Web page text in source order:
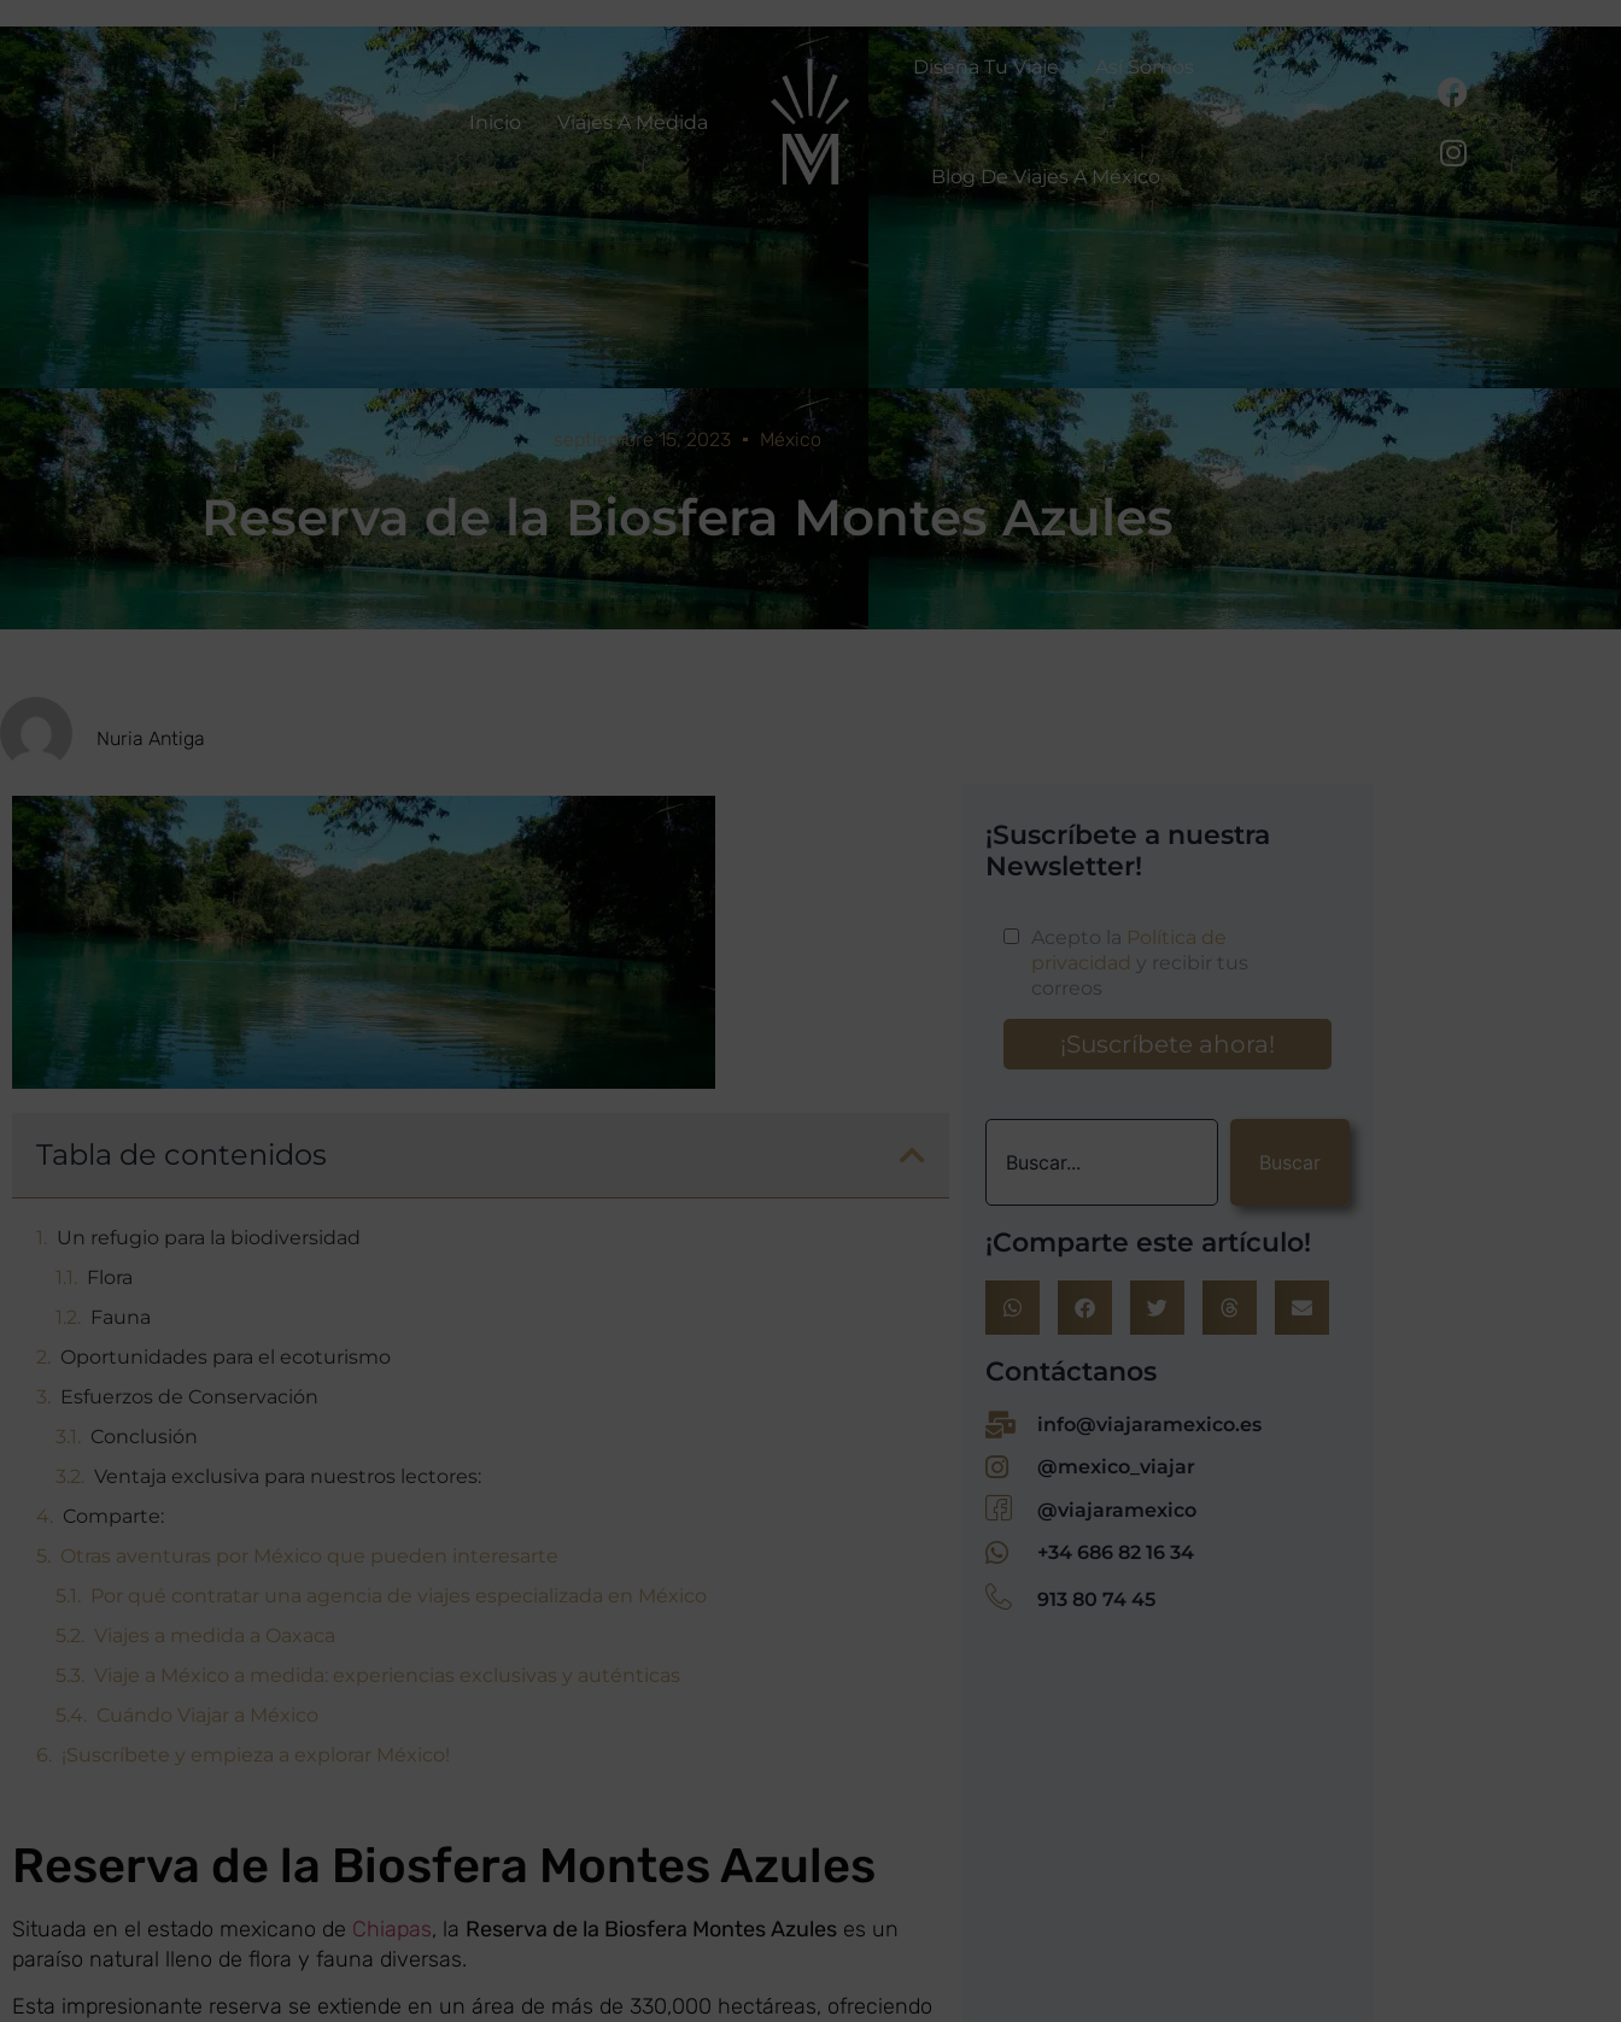
Inicio Viajes A Medida
Diseña Tu Viaje Así Somos
Blog De Viajes A México
septiembre 15, 2023 México
Reserva de la Biosfera Montes Azules
Nuria Antiga
Tabla de contenidos
Un refugio para la biodiversidad
Flora
Fauna
Oportunidades para el ecoturismo
Esfuerzos de Conservación
Conclusión
Ventaja exclusiva para nuestros lectores:
Comparte:
Otras aventuras por México que pueden interesarte
Por qué contratar una agencia de viajes especializada en México
Viajes a medida a Oaxaca
Viaje a México a medida: experiencias exclusivas y auténticas
Cuándo Viajar a México
¡Suscríbete y empieza a explorar México!
Reserva de la Biosfera Montes Azules
Situada en el estado mexicano de Chiapas, la Reserva de la Biosfera Montes Azules es un
paraíso natural lleno de flora y fauna diversas.
Esta impresionante reserva se extiende en un área de más de 330,000 hectáreas, ofreciendo
¡Suscríbete a nuestra
Newsletter!
Buscar
¡Comparte este artículo!
Contáctanos
info@viajaramexico.es
@mexico_viajar
@viajaramexico
+34 686 82 16 34
913 80 74 45